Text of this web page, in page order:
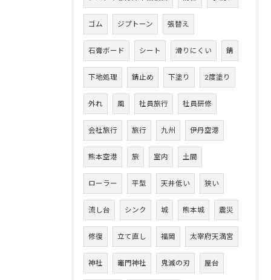
ゴム ジプトーン 張替え
石膏ボード シート 滑りにくい 錆
下地処理 錆止め 下塗り 2度塗り
外れ 風 社員旅行 社員研修
会社旅行 旅行 九州 伊丹空港
熊本空港 旅 室内 土間
ローラー 平型 天井低い 狭い
流し台 シンク 城 熊本城 震災
修復 立て直し 福岡 太宰府天満宮
神社 竈門神社 鬼滅の刃 屋台